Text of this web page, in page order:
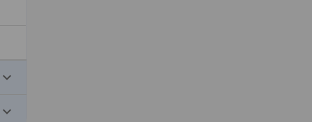
keyboard_arrow_down
keyboard_arrow_down